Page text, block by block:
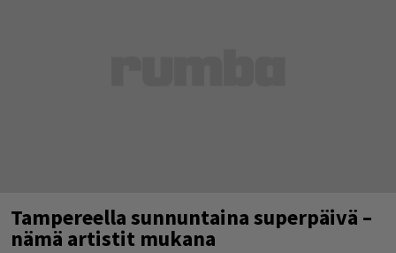
Tampereella sunnuntaina superpäivä –
nämä artistit mukana